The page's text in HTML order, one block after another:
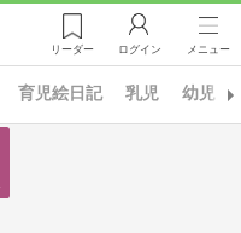
リーダー ログイン メニュー
育児絵日記 乳児 幼児